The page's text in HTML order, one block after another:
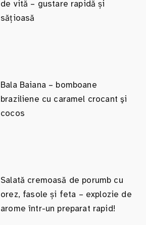
de vită – gustare rapidă și
sățioasă
Bala Baiana – bomboane
braziliene cu caramel crocant şi
cocos
Salată cremoasă de porumb cu
orez, fasole și feta – explozie de
arome într-un preparat rapid!